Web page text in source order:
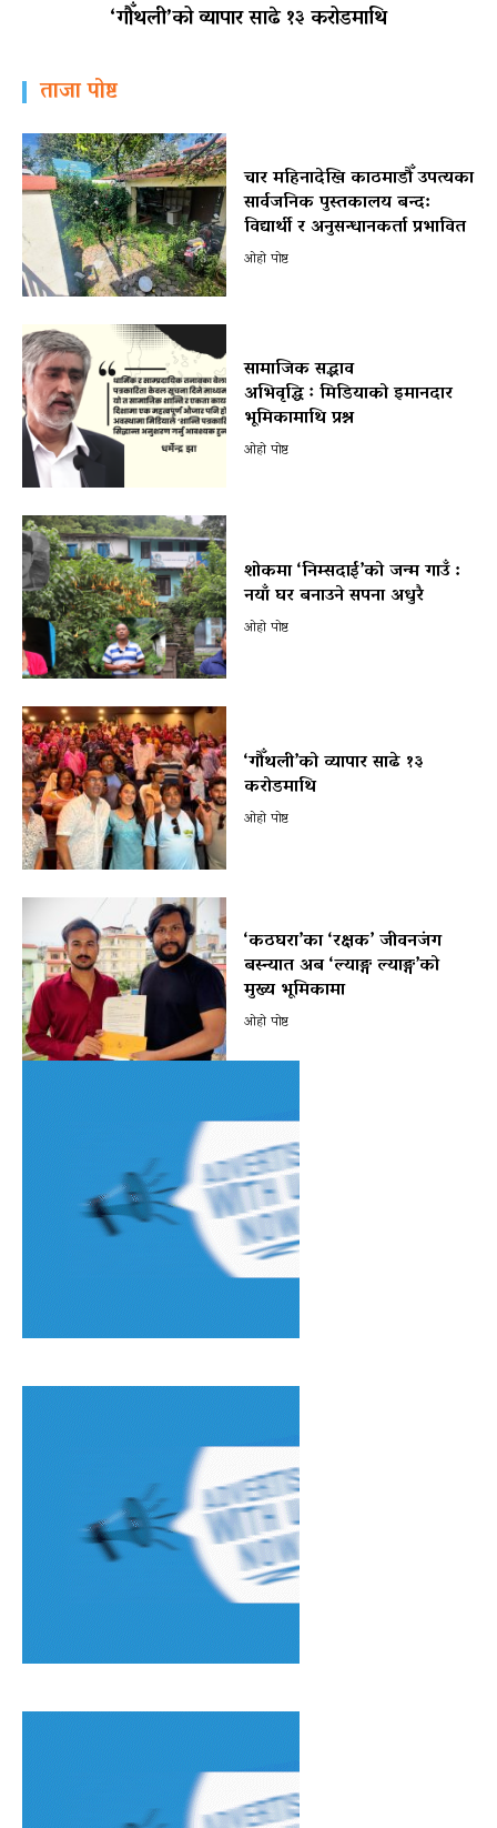
‘गौँथली’को व्यापार साढे १३ करोडमाथि
ताजा पोष्ट
चार महिनादेखि काठमाडौँ उपत्यका
सार्वजनिक पुस्तकालय बन्द:
विद्यार्थी र अनुसन्धानकर्ता प्रभावित
ओहो पोष्ट
सामाजिक सद्भाव
अभिवृद्धि ः मिडियाको इमानदार
भूमिकामाथि प्रश्न
ओहो पोष्ट
शोकमा ‘निम्सदाई’को जन्म गाउँ :
नयाँ घर बनाउने सपना अधुरै
ओहो पोष्ट
‘गौँथली’को व्यापार साढे १३
करोडमाथि
ओहो पोष्ट
‘कठघरा’का ‘रक्षक’ जीवनजंग
बस्न्यात अब ‘ल्याङ्ग ल्याङ्ग’को
मुख्य भूमिकामा
ओहो पोष्ट